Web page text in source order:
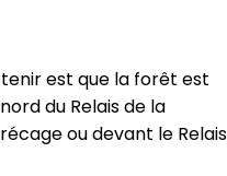
est que la forêt est
du Relais de la
ou devant le Relais